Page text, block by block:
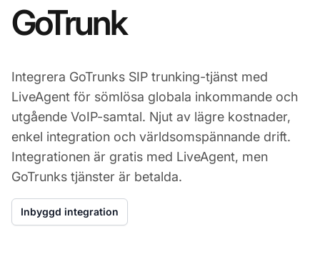
GoTrunk
Integrera GoTrunks SIP trunking-tjänst med
LiveAgent för sömlösa globala inkommande och
utgående VoIP-samtal. Njut av lägre kostnader,
enkel integration och världsomspännande drift.
Integrationen är gratis med LiveAgent, men
GoTrunks tjänster är betalda.
Inbyggd integration